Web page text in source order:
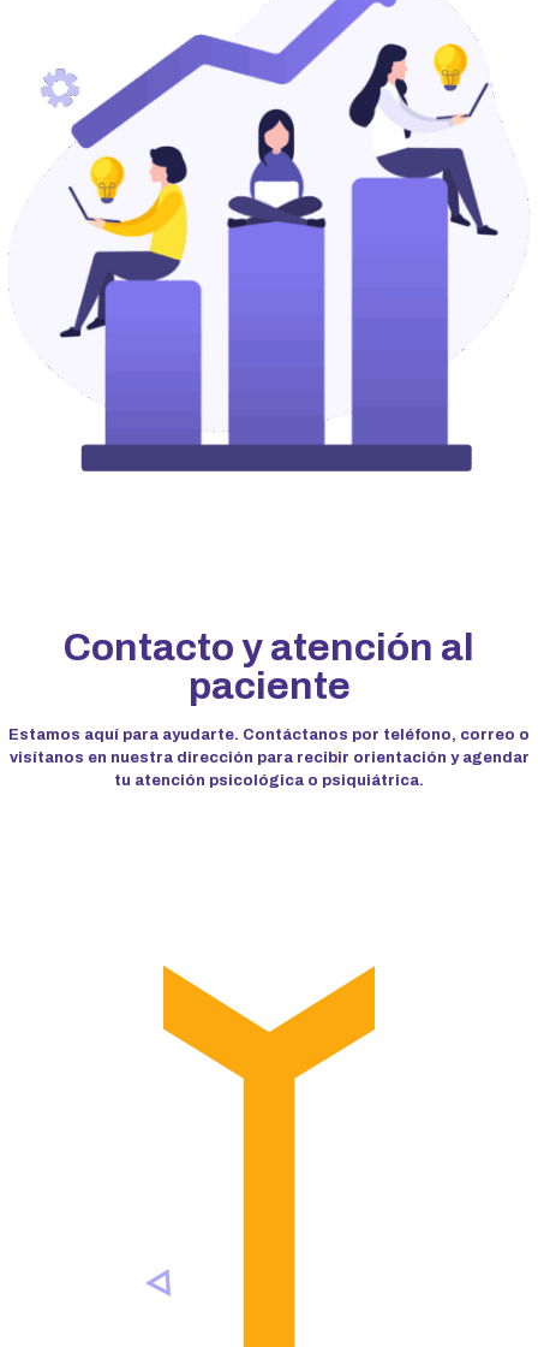
Contacto y atención al
paciente
Estamos aquí para ayudarte. Contáctanos por teléfono, correo o
visítanos en nuestra dirección para recibir orientación y agendar
tu atención psicológica o psiquiátrica.